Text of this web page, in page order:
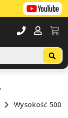
Wysokość 500